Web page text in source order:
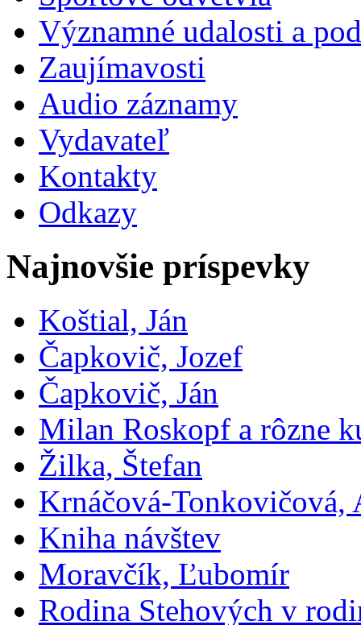
Významné udalosti a
Zaujímavosti
Audio záznamy
Vydavateľ
Kontakty
Odkazy
Najnovšie príspevky
Koštial, Ján
Čapkovič, Jozef
Čapkovič, Ján
Milan Roskopf a rôzne
Žilka, Štefan
Krnáčová-Tonkovičová,
Kniha návštev
Moravčík, Ľubomír
Rodina Stehových v